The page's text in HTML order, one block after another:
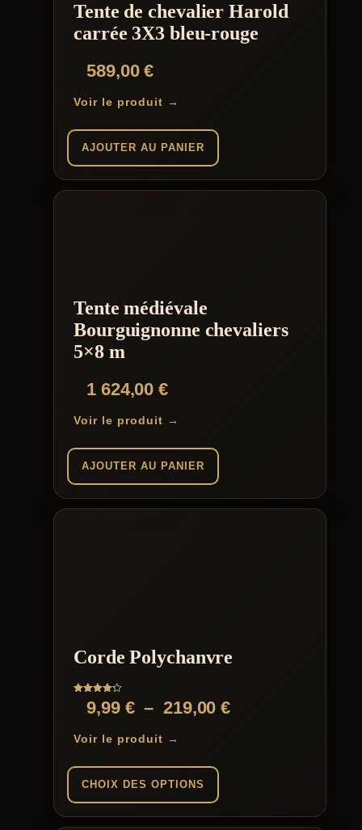
Tente de chevalier Harold
carrée 3X3 bleu-rouge
589,00€
Voir le produit →
AJOUTER AU PANIER
Tente médiévale
Bourguignonne chevaliers
5×8 m
1 624,00€
Voir le produit →
AJOUTER AU PANIER
Corde Polychanvre
Note
4.25
sur 5
9,99 € – 219,00€Plage
Voir le produit →
CHOIX DES OPTIONS